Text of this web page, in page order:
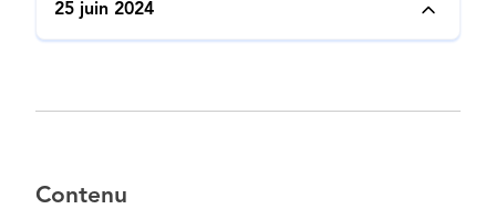
25 juin 2024
Contenu